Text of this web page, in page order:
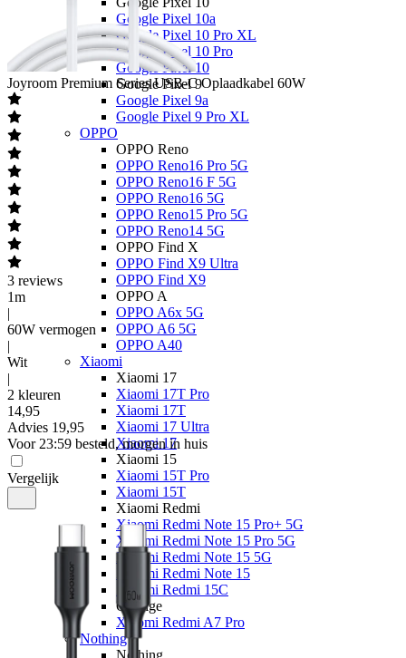
Google Pixel 10a
Google Pixel 10 Pro XL
Google Pixel 10 Pro
Google Pixel 10
Google Pixel 9
Google Pixel 9a
Google Pixel 9 Pro XL
OPPO
OPPO Reno
OPPO Reno16 Pro 5G
OPPO Reno16 F 5G
OPPO Reno16 5G
OPPO Reno15 Pro 5G
OPPO Reno14 5G
OPPO Find X
OPPO Find X9 Ultra
OPPO Find X9
OPPO A
OPPO A6x 5G
OPPO A6 5G
OPPO A40
Xiaomi
Xiaomi 17
Xiaomi 17T Pro
Xiaomi 17T
Xiaomi 17 Ultra
Xiaomi 17
Xiaomi 15
Xiaomi 15T Pro
Xiaomi 15T
Xiaomi Redmi
Xiaomi Redmi Note 15 Pro+ 5G
Xiaomi Redmi Note 15 Pro 5G
Xiaomi Redmi Note 15 5G
Xiaomi Redmi Note 15
Xiaomi Redmi 15C
Overige
Xiaomi Redmi A7 Pro
Nothing
Nothing
Joyroom Premium Series USB-C Oplaadkabel 60W
3 reviews
1m
|
60W vermogen
|
Wit
|
2 kleuren
14,95
Advies 19,95
Voor 23:59 besteld, morgen in huis
Vergelijk